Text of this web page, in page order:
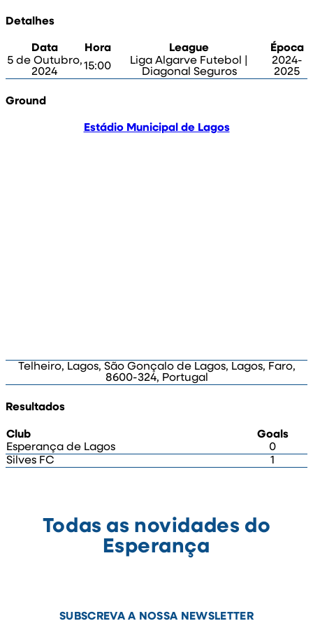
Detalhes
Data Hora League
Época
5 de Outubro,
2024
15:00
Liga Algarve Futebol |
Diagonal Seguros
2024-
2025
Ground
Estádio Municipal de Lagos
Telheiro, Lagos, São Gonçalo de Lagos, Lagos, Faro,
8600-324, Portugal
Resultados
Club
Goals
Esperança de Lagos
0
Silves FC
1
Todas as novidades do
Esperança
SUBSCREVA A NOSSA NEWSLETTER